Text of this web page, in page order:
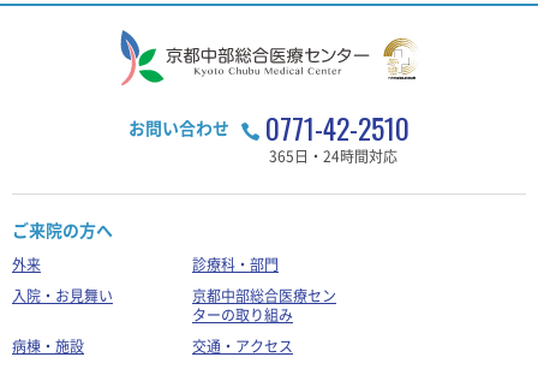
お問い合わせ 0771-42-2510
365日・24時間対応
ご来院の方へ
外来
診療科・部門
入院・お見舞い
京都中部総合医療セン
ターの取り組み
病棟・施設
交通・アクセス